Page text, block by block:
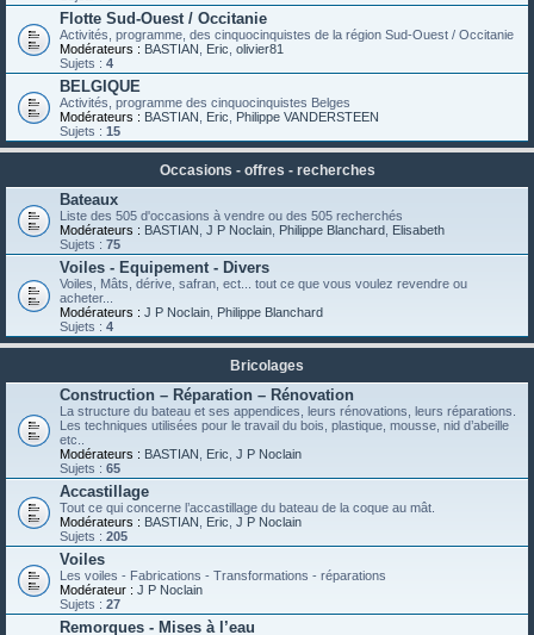
Flotte Sud-Ouest / Occitanie
Activités, programme, des cinquocinquistes de la région Sud-Ouest / Occitanie
Modérateurs : BASTIAN Eric olivier81
Sujets : 4
BELGIQUE
Activités, programme des cinquocinquistes Belges
Modérateurs : BASTIAN Eric
Philippe VANDERSTEEN
Sujets : 15
Occasions - offres - recherches
Bateaux
Liste des 505 d'occasions à vendre ou des 505 recherchés
Modérateurs : BASTIAN J P Noclain Philippe Blanchard Elisabeth
Sujets : 75
Voiles - Equipement - Divers
Voiles, Mâts, dérive, safran, ect... tout ce que vous voulez revendre ou
acheter...
Modérateurs : J P Noclain Philippe Blanchard
Sujets : 4
Bricolages
Construction – Réparation – Rénovation
La structure du bateau et ses appendices, leurs rénovations, leurs réparations.
Les techniques utilisées pour le travail du bois, plastique, mousse, nid d’abeille
etc..
Modérateurs : BASTIAN Eric J P Noclain
Sujets : 65
Accastillage
Tout ce qui concerne l’accastillage du bateau de la coque au mât.
Modérateurs : BASTIAN Eric J P Noclain
Sujets : 205
Voiles
Les voiles - Fabrications - Transformations - réparations
Modérateur : J P Noclain
Sujets : 27
Remorques - Mises à l’eau